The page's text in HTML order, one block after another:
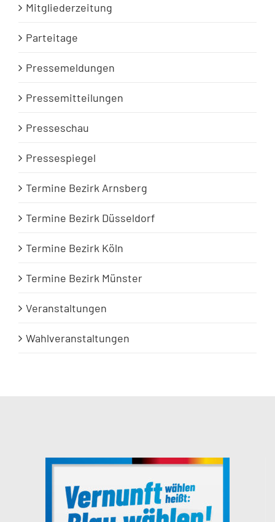
Mitgliederzeitung
Parteitage
Pressemeldungen
Pressemitteilungen
Presseschau
Pressespiegel
Termine Bezirk Arnsberg
Termine Bezirk Düsseldorf
Termine Bezirk Köln
Termine Bezirk Münster
Veranstaltungen
Wahlveranstaltungen